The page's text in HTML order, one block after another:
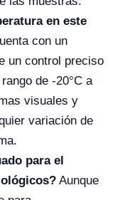
en este
con un
un control preciso
de -20°C a
visuales y
variación de
para el
Aunque